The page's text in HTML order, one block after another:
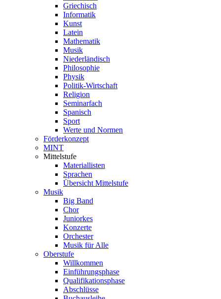
Griechisch
Informatik
Kunst
Latein
Mathematik
Musik
Niederländisch
Philosophie
Physik
Politik-Wirtschaft
Religion
Seminarfach
Spanisch
Sport
Werte und Normen
Förderkonzept
MINT
Mittelstufe
Materiallisten
Sprachen
Übersicht Mittelstufe
Musik
Big Band
Chor
Juniorkes
Konzerte
Orchester
Musik für Alle
Oberstufe
Willkommen
Einführungsphase
Qualifikationsphase
Abschlüsse